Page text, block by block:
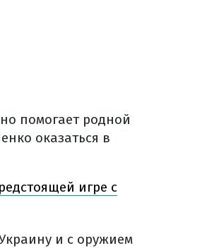
помогает родной
оказаться в
игре с
и с оружием